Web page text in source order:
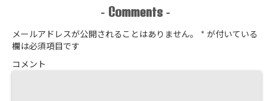
- Comments -
メールアドレスが公開されることはありません。 * が付いている
欄は必須項目です
コメント